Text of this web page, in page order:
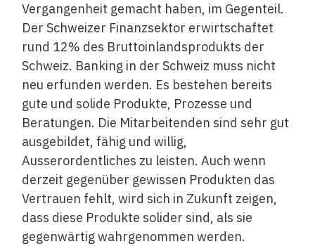
Vergangenheit gemacht haben, im Gegenteil.
Der Schweizer Finanzsektor erwirtschaftet
rund 12% des Bruttoinlandsprodukts der
Schweiz. Banking in der Schweiz muss nicht
neu erfunden werden. Es bestehen bereits
gute und solide Produkte, Prozesse und
Beratungen. Die Mitarbeitenden sind sehr gut
ausgebildet, fähig und willig,
Ausserordentliches zu leisten. Auch wenn
derzeit gegenüber gewissen Produkten das
Vertrauen fehlt, wird sich in Zukunft zeigen,
dass diese Produkte solider sind, als sie
gegenwärtig wahrgenommen werden.